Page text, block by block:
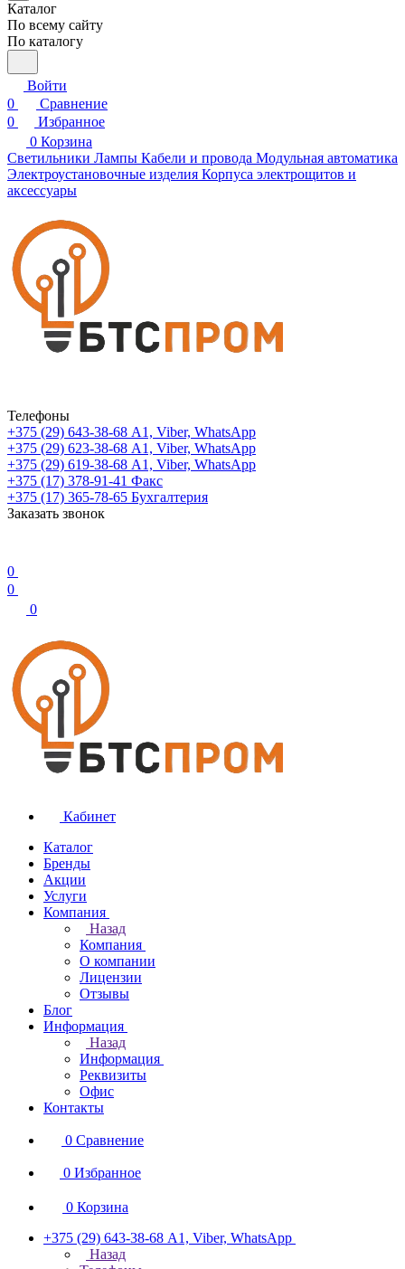
Каталог
По всему сайту
По каталогу
Войти
0
Сравнение
0
Избранное
0 Корзина
Светильники Лампы Кабели и провода Модульная автоматика
Электроустановочные изделия Корпуса электрощитов и
аксессуары
Телефоны
+375 (29) 643-38-68 А1, Viber, WhatsApp
+375 (29) 623-38-68 А1, Viber, WhatsApp
+375 (29) 619-38-68 А1, Viber, WhatsApp
+375 (17) 378-91-41 Факс
+375 (17) 365-78-65 Бухгалтерия
Заказать звонок
0
0
0
Кабинет
Каталог
Бренды
Акции
Услуги
Компания
Назад
Компания
О компании
Лицензии
Отзывы
Блог
Информация
Назад
Информация
Реквизиты
Офис
Контакты
0 Сравнение
0 Избранное
0 Корзина
+375 (29) 643-38-68 А1, Viber, WhatsApp
Назад